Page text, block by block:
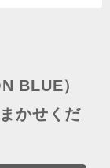
BLUE）
かせくだ